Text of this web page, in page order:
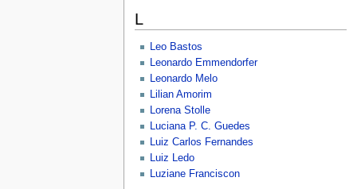
L
Leo Bastos
Leonardo Emmendorfer
Leonardo Melo
Lilian Amorim
Lorena Stolle
Luciana P. C. Guedes
Luiz Carlos Fernandes
Luiz Ledo
Luziane Franciscon